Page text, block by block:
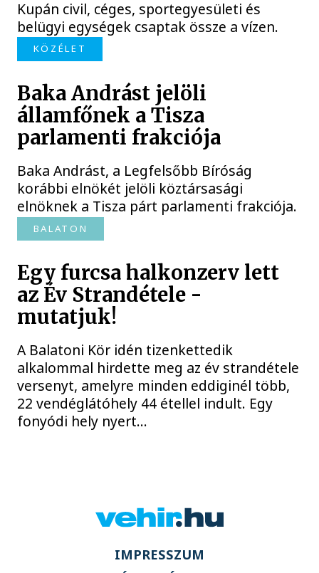
Kupán civil, céges, sportegyesületi és
belügyi egységek csaptak össze a vízen.
KÖZÉLET
Baka Andrást jelöli
államfőnek a Tisza
parlamenti frakciója
Baka Andrást, a Legfelsőbb Bíróság
korábbi elnökét jelöli köztársasági
elnöknek a Tisza párt parlamenti frakciója.
BALATON
Egy furcsa halkonzerv lett
az Év Strandétele -
mutatjuk!
A Balatoni Kör idén tizenkettedik
alkalommal hirdette meg az év strandétele
versenyt, amelyre minden eddiginél több,
22 vendéglátóhely 44 étellel indult. Egy
fonyódi hely nyert...
IMPRESSZUM